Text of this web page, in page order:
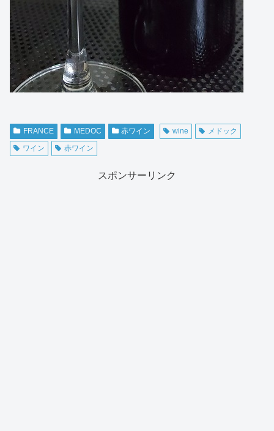
FRANCE MEDOC 赤ワイン wine
メドック
ワイン
赤ワイン
スポンサーリンク